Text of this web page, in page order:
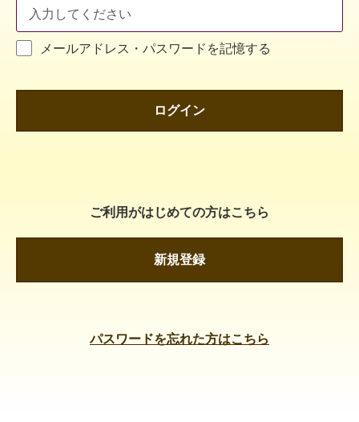
メールアドレス・パスワードを記憶する
ログイン
ご利用がはじめての方はこちら
新規登録
パスワードを忘れた方はこちら